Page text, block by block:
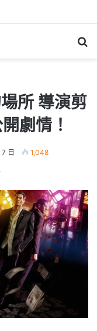
將是事件的起源！？
所 導演剪
劇情！
日 1,048